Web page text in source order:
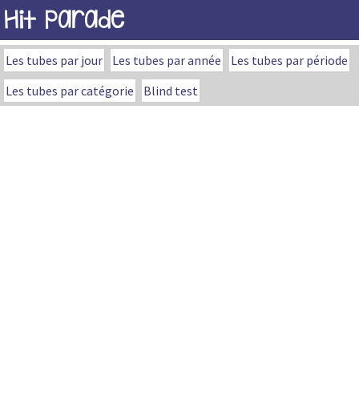
Hit Parade
Les tubes par jour Les tubes par année
Les tubes par période
Les tubes par catégorie
Blind test